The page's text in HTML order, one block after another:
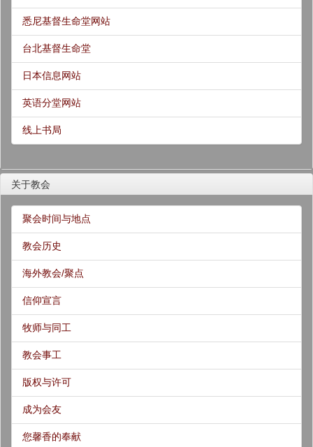
悉尼基督生命堂网站
台北基督生命堂
日本信息网站
英语分堂网站
线上书局
关于教会
聚会时间与地点
教会历史
海外教会/聚点
信仰宣言
牧师与同工
教会事工
版权与许可
成为会友
您馨香的奉献